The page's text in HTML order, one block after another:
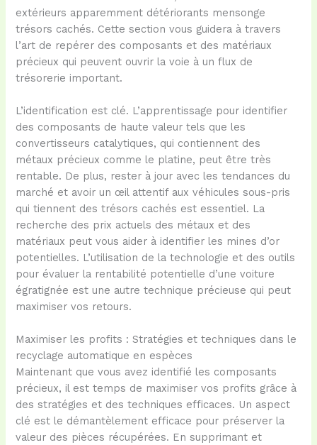
extérieurs apparemment détériorants mensonge
trésors cachés. Cette section vous guidera à travers
l’art de repérer des composants et des matériaux
précieux qui peuvent ouvrir la voie à un flux de
trésorerie important.
L’identification est clé. L’apprentissage pour identifier
des composants de haute valeur tels que les
convertisseurs catalytiques, qui contiennent des
métaux précieux comme le platine, peut être très
rentable. De plus, rester à jour avec les tendances du
marché et avoir un œil attentif aux véhicules sous-pris
qui tiennent des trésors cachés est essentiel. La
recherche des prix actuels des métaux et des
matériaux peut vous aider à identifier les mines d’or
potentielles. L’utilisation de la technologie et des outils
pour évaluer la rentabilité potentielle d’une voiture
égratignée est une autre technique précieuse qui peut
maximiser vos retours.
Maximiser les profits : Stratégies et techniques dans le
recyclage automatique en espèces
Maintenant que vous avez identifié les composants
précieux, il est temps de maximiser vos profits grâce à
des stratégies et des techniques efficaces. Un aspect
clé est le démantèlement efficace pour préserver la
valeur des pièces récupérées. En supprimant et